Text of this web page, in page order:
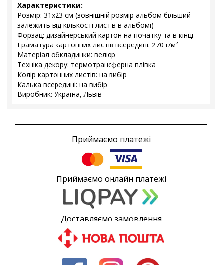
Характеристики:
Розмір: 31x23 см (зовнішній розмір альбом більший -
залежить від кількості листів в альбомі)
Форзац: дизайнерський картон на початку та в кінці
Граматура картонних листів всередині: 270 г/м²
Матеріал обкладинки: велюр
Техніка декору: термотрансферна плівка
Колір картонних листів: на вибір
Калька всередині: на вибір
Виробник: Україна, Львів
Приймаємо платежі
Приймаємо онлайн платежі
Доставляємо замовлення